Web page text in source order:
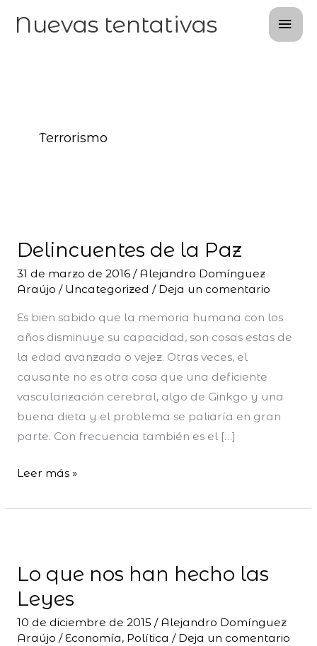
Nuevas tentativas
Terrorismo
Delincuentes de la Paz
31 de marzo de 2016 / Alejandro Domínguez
Araújo / Uncategorized / Deja un comentario
Es bien sabido que la memoria humana con los
años disminuye su capacidad, son cosas estas de
la edad avanzada o vejez. Otras veces, el
causante no es otra cosa que una deficiente
vascularización cerebral, algo de Ginkgo y una
buena dieta y el problema se paliaría en gran
parte. Con frecuencia también es el […]
Paz
Leer más »
Lo que nos han hecho las
Leyes
10 de diciembre de 2015 / Alejandro Domínguez
Araújo / Economía, Política / Deja un comentario
nos
han
hecho
las